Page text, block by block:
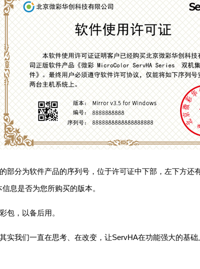
分为软件产品的序列号，位于许可证中下部，左下方还
息是否为您所购买的版本。
，以备后用。
我们一直在思考、在改变，让ServHA在功能强大的基